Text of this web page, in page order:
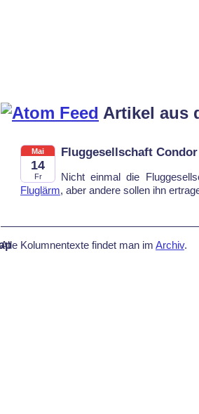
Artikel aus
Mai
14
Fr
Fluggesellschaft
Nicht einmal die
Fluglärm, aber andere sollen ihn
Alle Kolumnentexte findet man im Archiv.